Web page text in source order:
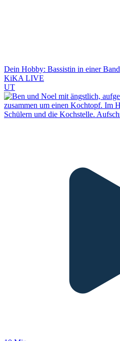
Dein Hobby: Bassistin in einer Band
KiKA LIVE
UT